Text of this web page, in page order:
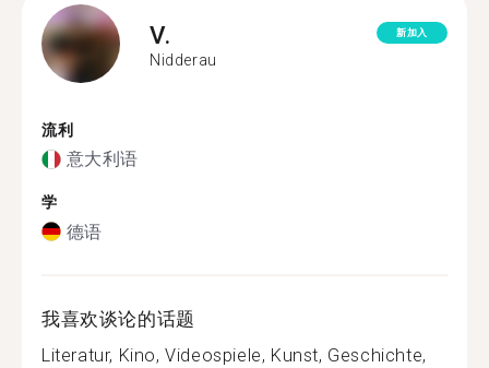
V.
Nidderau
新加入
流利
意大利语
学
德语
我喜欢谈论的话题
Literatur, Kino, Videospiele, Kunst, Geschichte,